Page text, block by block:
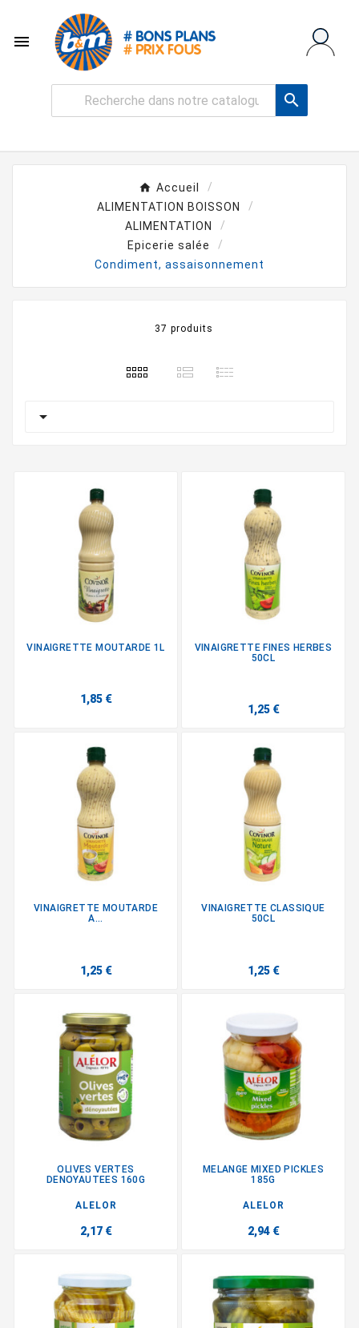


Accueil
ALIMENTATION BOISSON
ALIMENTATION
Epicerie salée
Condiment, assaisonnement
37 produits

VINAIGRETTE MOUTARDE 1L
1,85 €
VINAIGRETTE FINES HERBES
50CL
1,25 €
VINAIGRETTE MOUTARDE
A...
1,25 €
VINAIGRETTE CLASSIQUE
50CL
1,25 €
OLIVES VERTES
DENOYAUTEES 160G
ALELOR
2,17 €
MELANGE MIXED PICKLES
185G
ALELOR
2,94 €